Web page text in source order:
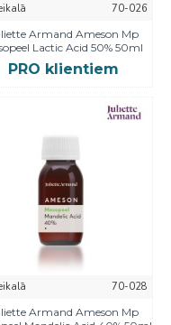
70-026
Armand Ameson Mp
Lactic Acid 50% 50ml
PRO klientiem
70-028
Armand Ameson Mp